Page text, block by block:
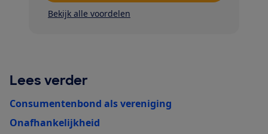
Bekijk alle voordelen
Lees verder
Consumentenbond als vereniging
Onafhankelijkheid